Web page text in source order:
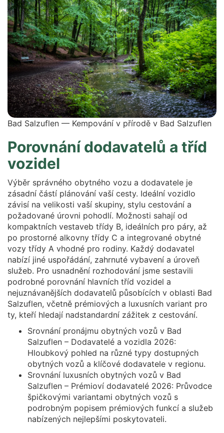
Bad Salzuflen — Kempování v přírodě v Bad Salzuflen
Porovnání dodavatelů a tříd
vozidel
Výběr správného obytného vozu a dodavatele je
zásadní částí plánování vaší cesty. Ideální vozidlo
závisí na velikosti vaší skupiny, stylu cestování a
požadované úrovni pohodlí. Možnosti sahají od
kompaktních vestaveb třídy B, ideálních pro páry, až
po prostorné alkovny třídy C a integrované obytné
vozy třídy A vhodné pro rodiny. Každý dodavatel
nabízí jiné uspořádání, zahrnuté vybavení a úroveň
služeb. Pro usnadnění rozhodování jsme sestavili
podrobné porovnání hlavních tříd vozidel a
nejuznávanějších dodavatelů působících v oblasti Bad
Salzuflen, včetně prémiových a luxusních variant pro
ty, kteří hledají nadstandardní zážitek z cestování.
Srovnání pronájmu obytných vozů v Bad
Salzuflen – Dodavatelé a vozidla 2026:
Hloubkový pohled na různé typy dostupných
obytných vozů a klíčové dodavatele v regionu.
Srovnání luxusních obytných vozů v Bad
Salzuflen – Prémioví dodavatelé 2026: Průvodce
špičkovými variantami obytných vozů s
podrobným popisem prémiových funkcí a služeb
nabízených nejlepšími poskytovateli.